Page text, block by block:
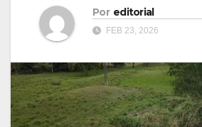
Por editorial
FEB 23, 2026